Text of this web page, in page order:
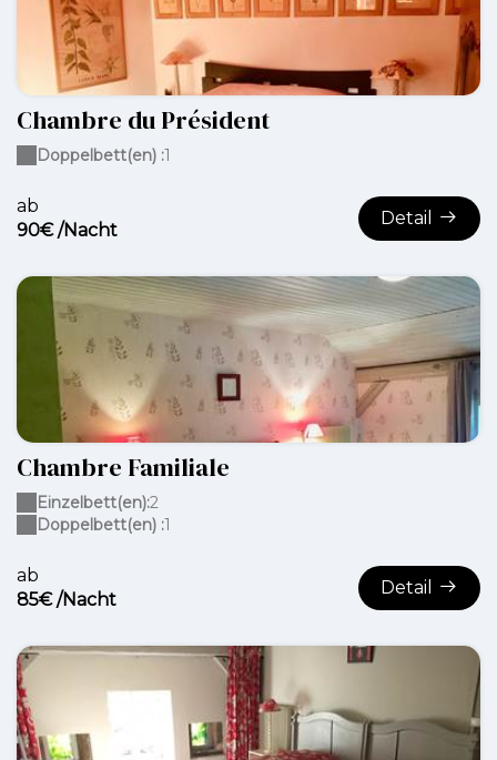
Chambre du Président
ab
90€ /Nacht
Detail
Doppelbett(en) :1
Chambre Familiale
ab
85€ /Nacht
Detail
Einzelbett(en):2
Doppelbett(en) :1